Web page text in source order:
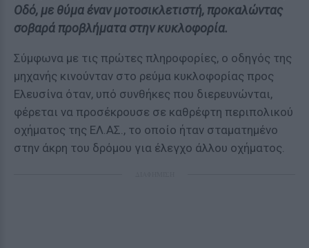
Οδό, με θύμα έναν μοτοσικλετιστή, προκαλώντας
σοβαρά προβλήματα στην κυκλοφορία.
Σύμφωνα με τις πρώτες πληροφορίες, ο οδηγός της
μηχανής κινούνταν στο ρεύμα κυκλοφορίας προς
Ελευσίνα όταν, υπό συνθήκες που διερευνώνται,
φέρεται να προσέκρουσε σε καθρέφτη περιπολικού
οχήματος της ΕΛ.ΑΣ., το οποίο ήταν σταματημένο
στην άκρη του δρόμου για έλεγχο άλλου οχήματος.